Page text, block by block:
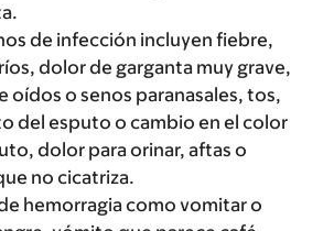
de infección incluyen fiebre,
dolor de garganta muy grave,
oídos o senos paranasales, tos,
del esputo o cambio en el color
dolor para orinar, aftas o
no cicatriza.
hemorragia como vomitar o